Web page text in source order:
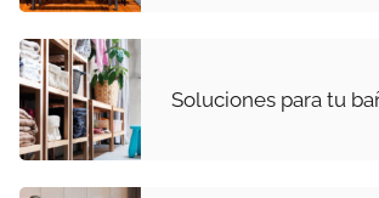
Soluciones para tu